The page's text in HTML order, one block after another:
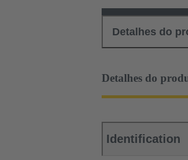
Detalhes do
Detalhes do
Identification